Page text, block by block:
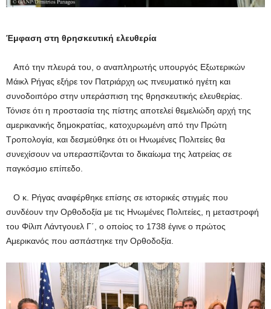
Έμφαση στη θρησκευτική ελευθερία
Από την πλευρά του, ο αναπληρωτής υπουργός Εξωτερικών
Μάικλ Ρήγας εξήρε τον Πατριάρχη ως πνευματικό ηγέτη και
συνοδοιπόρο στην υπεράσπιση της θρησκευτικής ελευθερίας.
Τόνισε ότι η προστασία της πίστης αποτελεί θεμελιώδη αρχή της
αμερικανικής δημοκρατίας, κατοχυρωμένη από την Πρώτη
Τροπολογία, και δεσμεύθηκε ότι οι Ηνωμένες Πολιτείες θα
συνεχίσουν να υπερασπίζονται το δικαίωμα της λατρείας σε
παγκόσμιο επίπεδο.
Ο κ. Ρήγας αναφέρθηκε επίσης σε ιστορικές στιγμές που
συνδέουν την Ορθοδοξία με τις Ηνωμένες Πολιτείες, η μεταστροφή
του Φίλιπ Λάντγουελ Γ΄, ο οποίος το 1738 έγινε ο πρώτος
Αμερικανός που ασπάστηκε την Ορθοδοξία.